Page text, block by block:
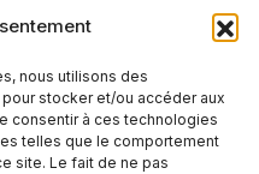
nous utilisons des
stocker et/ou accéder aux
consentir à ces technologies
telles que le comportement
site. Le fait de ne pas